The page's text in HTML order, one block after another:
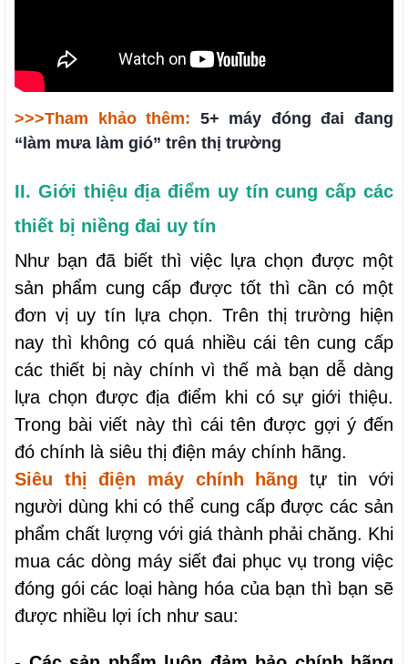
>>>Tham khảo thêm: 5+ máy đóng đai đang
“làm mưa làm gió” trên thị trường
II. Giới thiệu địa điểm uy tín cung cấp các
thiết bị niềng đai uy tín
Như bạn đã biết thì việc lựa chọn được một
sản phẩm cung cấp được tốt thì cần có một
đơn vị uy tín lựa chọn. Trên thị trường hiện
nay thì không có quá nhiều cái tên cung cấp
các thiết bị này chính vì thế mà bạn dễ dàng
lựa chọn được địa điểm khi có sự giới thiệu.
Trong bài viết này thì cái tên được gợi ý đến
đó chính là siêu thị điện máy chính hãng.
Siêu thị điện máy chính hãng tự tin với
người dùng khi có thể cung cấp được các sản
phẩm chất lượng với giá thành phải chăng. Khi
mua các dòng máy siết đai phục vụ trong việc
đóng gói các loại hàng hóa của bạn thì bạn sẽ
được nhiều lợi ích như sau: